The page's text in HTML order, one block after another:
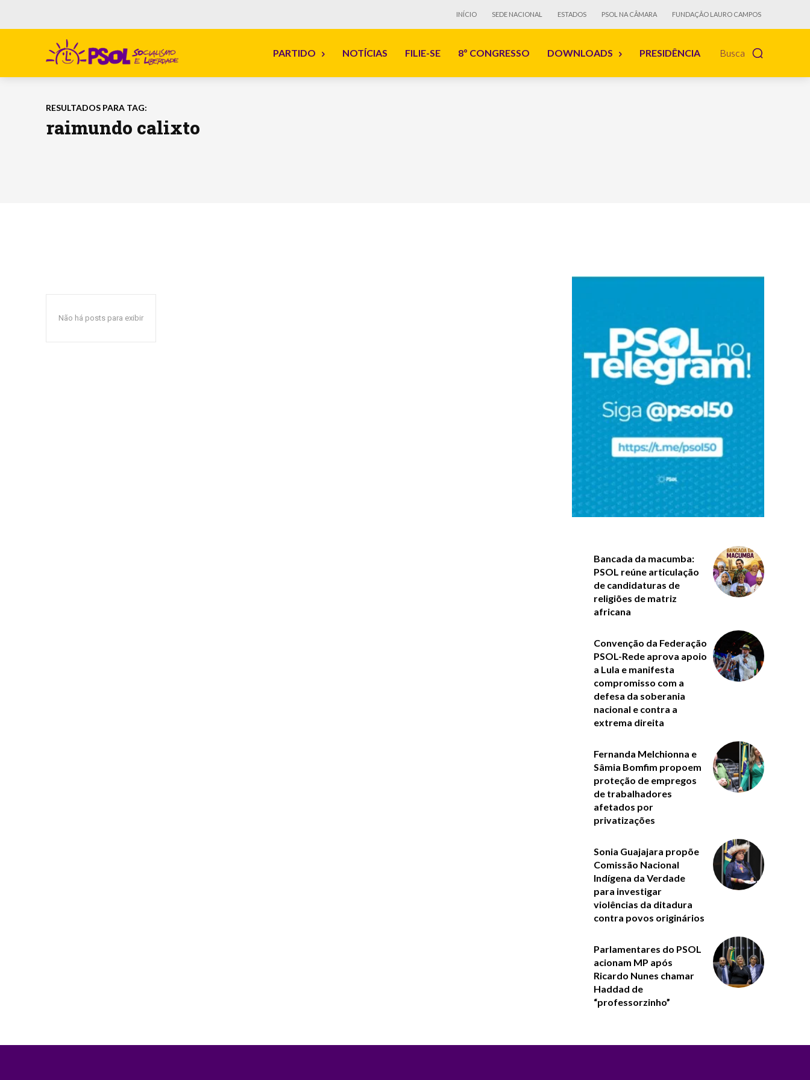
INÍCIO SEDE NACIONAL ESTADOS PSOL NA CÂMARA FUNDAÇÃO LAURO CAMPOS
Busca
PARTIDO NOTÍCIAS FILIE-SE 8º CONGRESSO DOWNLOADS PRESIDÊNCIA
RESULTADOS PARA TAG:
raimundo calixto
Não há posts para exibir
Bancada da macumba:
PSOL reúne articulação
de candidaturas de
religiões de matriz
africana
Convenção da Federação
PSOL-Rede aprova apoio
a Lula e manifesta
compromisso com a
defesa da soberania
nacional e contra a
extrema direita
Fernanda Melchionna e
Sâmia Bomfim propoem
proteção de empregos
de trabalhadores
afetados por
privatizações
Sonia Guajajara propõe
Comissão Nacional
Indígena da Verdade
para investigar
violências da ditadura
contra povos originários
Parlamentares do PSOL
acionam MP após
Ricardo Nunes chamar
Haddad de
“professorzinho”